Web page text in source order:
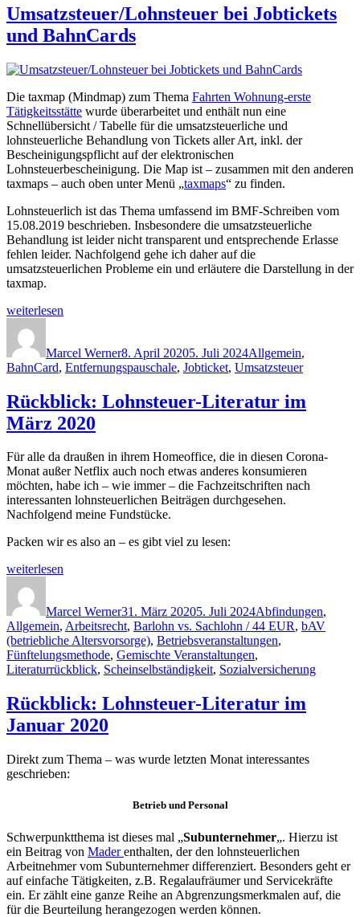
ist
das
noch
oder
das
schon
weg?“
Umsatzsteuer/Lohnsteuer bei Jobtickets
und BahnCards
Die taxmap (Mindmap) zum Thema Fahrten Wohnung-erste
Tätigkeitsstätte wurde überarbeitet und enthält nun eine
Schnellübersicht / Tabelle für die umsatzsteuerliche und
lohnsteuerliche Behandlung von Tickets aller Art, inkl. der
Bescheinigungspflicht auf der elektronischen
Lohnsteuerbescheinigung. Die Map ist – zusammen mit den anderen
taxmaps – auch oben unter Menü „taxmaps“ zu finden.
Lohnsteuerlich ist das Thema umfassend im BMF-Schreiben vom
15.08.2019 beschrieben. Insbesondere die umsatzsteuerliche
Behandlung ist leider nicht transparent und entsprechende Erlasse
fehlen leider. Nachfolgend gehe ich daher auf die
umsatzsteuerlichen Probleme ein und erläutere die Darstellung in der
taxmap.
„Umsatzsteuer/Lohnsteuer
Jobtickets
und
BahnCards“
weiterlesen
Marcel Werner8. April 20205. Juli 2024Allgemein,
BahnCard, Entfernungspauschale, Jobticket, Umsatzsteuer
Rückblick: Lohnsteuer-Literatur im
März 2020
Für alle da draußen in ihrem Homeoffice, die in diesen Corona-
Monat außer Netflix auch noch etwas anderes konsumieren
möchten, habe ich – wie immer – die Fachzeitschriften nach
interessanten lohnsteuerlichen Beiträgen durchgesehen.
Nachfolgend meine Fundstücke.
Packen wir es also an – es gibt viel zu lesen:
„Rückblick:
Literatur
im
März
2020“
weiterlesen
Marcel Werner31. März 20205. Juli 2024Abfindungen,
Allgemein, Arbeitsrecht, Barlohn vs. Sachlohn / 44 EUR, bAV
(betriebliche Altersvorsorge), Betriebsveranstaltungen,
Fünftelungsmethode, Gemischte Veranstaltungen,
Literaturrückblick, Scheinselbständigkeit, Sozialversicherung
Rückblick: Lohnsteuer-Literatur im
Januar 2020
Direkt zum Thema – was wurde letzten Monat interessantes
geschrieben:
Betrieb und Personal
Schwerpunktthema ist dieses mal „Subunternehmer„. Hierzu ist
ein Beitrag von Maderenthalten, der den lohnsteuerlichen
Arbeitnehmer vom Subunternehmer differenziert. Besonders geht er
auf einfache Tätigkeiten, z.B. Regalaufräumer und Servicekräfte
ein. Er zählt eine ganze Reihe an Abgrenzungsmerkmalen auf, die
für die Beurteilung herangezogen werden können.